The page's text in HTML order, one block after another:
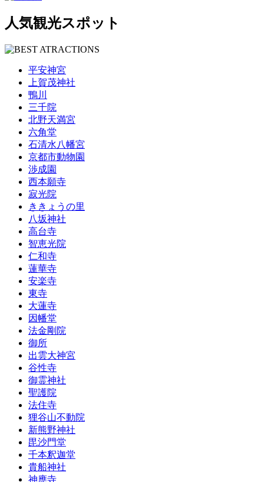
人気観光スポット
平安神宮
上賀茂神社
鴨川
三千院
北野天満宮
六角堂
石清水八幡宮
京都市動物園
渉成園
西本願寺
寂光院
ききょうの里
八坂神社
高台寺
智恵光院
仁和寺
蓮華寺
安楽寺
東寺
大蓮寺
因幡堂
法金剛院
御所
出雲大神宮
谷性寺
御霊神社
聖護院
法住寺
狸谷山不動院
新熊野神社
毘沙門堂
千本釈迦堂
貴船神社
神應寺